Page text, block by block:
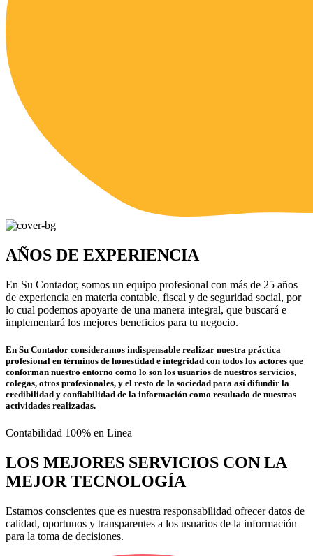
AÑOS DE EXPERIENCIA
En Su Contador, somos un equipo profesional con más de 25 años
de experiencia en materia contable, fiscal y de seguridad social, por
lo cual podemos apoyarte de una manera integral, que buscará e
implementará los mejores beneficios para tu negocio.
En Su Contador consideramos indispensable realizar nuestra práctica
profesional en términos de honestidad e integridad con todos los actores que
conforman nuestro entorno como lo son los usuarios de nuestros servicios,
colegas, otros profesionales, y el resto de la sociedad para así difundir la
credibilidad y confiabilidad de la información como resultado de nuestras
actividades realizadas.
Contabilidad 100% en Linea
LOS MEJORES SERVICIOS CON LA
MEJOR TECNOLOGÍA
Estamos conscientes que es nuestra responsabilidad ofrecer datos de
calidad, oportunos y transparentes a los usuarios de la información
para la toma de decisiones.